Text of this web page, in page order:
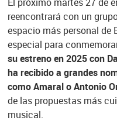
El próximo martes 27 de
reencontrará con un
espacio más personal de
especial para
su estreno en 2025 con
ha recibido a grandes
como Amaral o Antonio
de las propuestas más
musical.